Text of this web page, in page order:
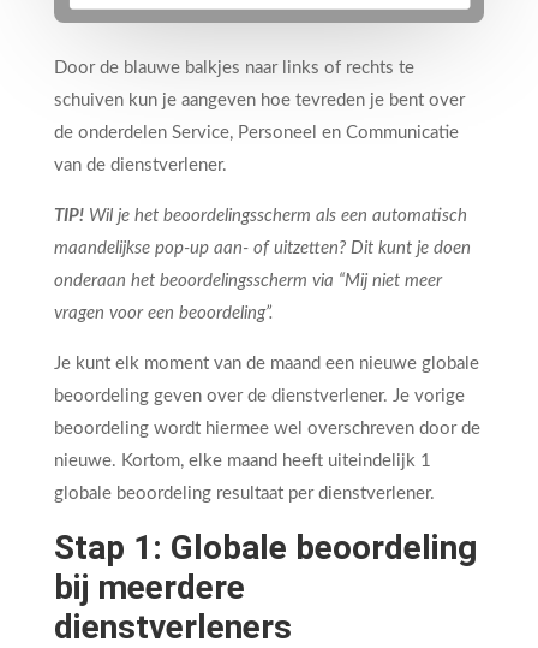
Door de blauwe balkjes naar links of rechts te
schuiven kun je aangeven hoe tevreden je bent over
de onderdelen Service, Personeel en Communicatie
van de dienstverlener.
TIP!Wil je het beoordelingsscherm als een automatisch
maandelijkse pop-up aan- of uitzetten? Dit kunt je doen
onderaan het beoordelingsscherm via “Mij niet meer
vragen voor een beoordeling”.
Je kunt elk moment van de maand een nieuwe globale
beoordeling geven over de dienstverlener. Je vorige
beoordeling wordt hiermee wel overschreven door de
nieuwe. Kortom, elke maand heeft uiteindelijk 1
globale beoordeling resultaat per dienstverlener.
Stap 1: Globale beoordeling
bij meerdere
dienstverleners